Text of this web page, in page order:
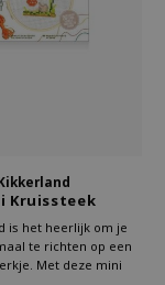
Kruissteek
Paddestoel
is het heerlijk om je
te richten op een
Met deze mini